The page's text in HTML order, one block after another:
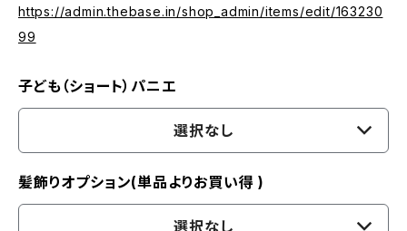
https://admin.thebase.in/shop_admin/items/edit/163230
99
子ども（ショート）パニエ
選択なし
髪飾りオプション(単品よりお買い得 )
選択なし